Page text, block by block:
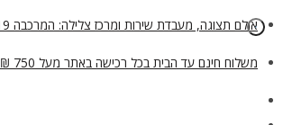
אולם תצוגה, מעבדת שירות ומרכז צלילה: המרכבה 19 חולון
משלוח חינם עד הבית בכל רכישה באתר מעל 750 ₪ (פרט למיכלים)